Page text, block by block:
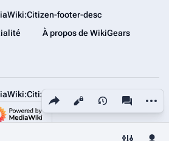
Partager cette page
Affichages
footer-desc
À propos de WikiGears
footer-tagline